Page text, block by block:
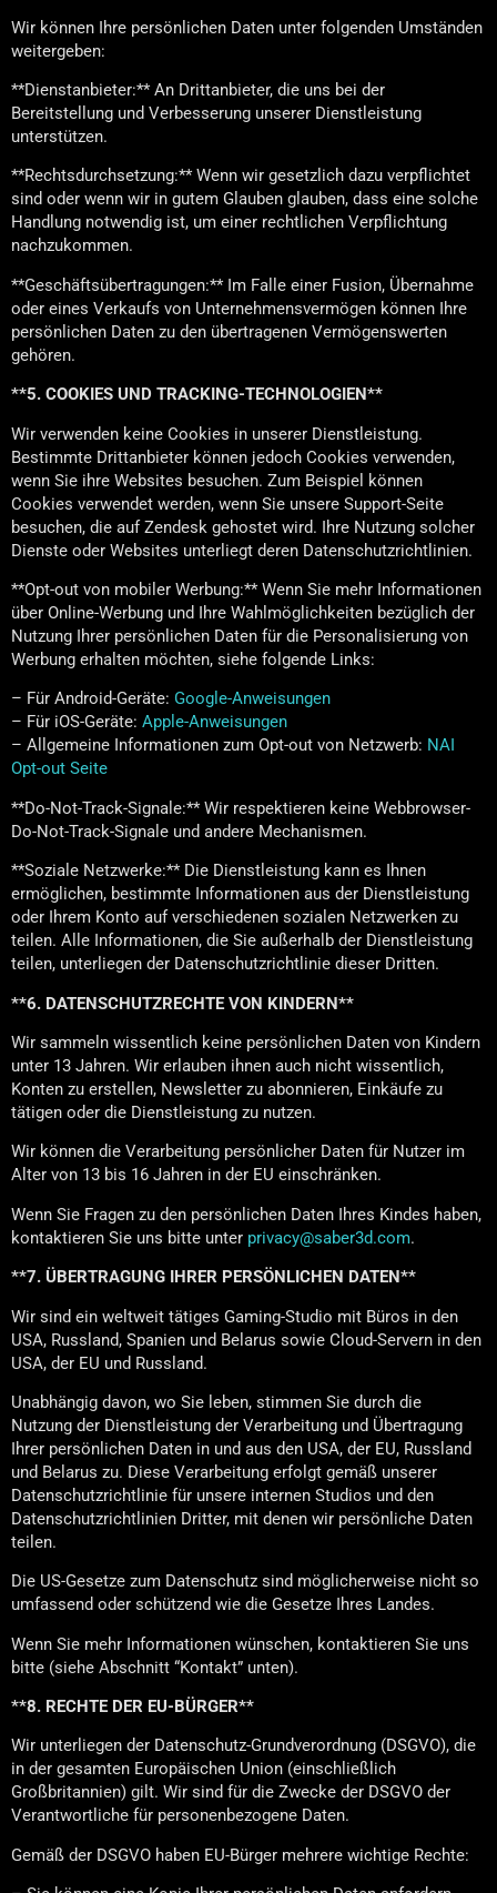
Wir können Ihre persönlichen Daten unter folgenden Umständen
weitergeben:
**Dienstanbieter:** An Drittanbieter, die uns bei der
Bereitstellung und Verbesserung unserer Dienstleistung
unterstützen.
**Rechtsdurchsetzung:** Wenn wir gesetzlich dazu verpflichtet
sind oder wenn wir in gutem Glauben glauben, dass eine solche
Handlung notwendig ist, um einer rechtlichen Verpflichtung
nachzukommen.
**Geschäftsübertragungen:** Im Falle einer Fusion, Übernahme
oder eines Verkaufs von Unternehmensvermögen können Ihre
persönlichen Daten zu den übertragenen Vermögenswerten
gehören.
**5. COOKIES UND TRACKING-TECHNOLOGIEN**
Wir verwenden keine Cookies in unserer Dienstleistung.
Bestimmte Drittanbieter können jedoch Cookies verwenden,
wenn Sie ihre Websites besuchen. Zum Beispiel können
Cookies verwendet werden, wenn Sie unsere Support-Seite
besuchen, die auf Zendesk gehostet wird. Ihre Nutzung solcher
Dienste oder Websites unterliegt deren Datenschutzrichtlinien.
**Opt-out von mobiler Werbung:** Wenn Sie mehr Informationen
über Online-Werbung und Ihre Wahlmöglichkeiten bezüglich der
Nutzung Ihrer persönlichen Daten für die Personalisierung von
Werbung erhalten möchten, siehe folgende Links:
– Für Android-Geräte: Google-Anweisungen
– Für iOS-Geräte: Apple-Anweisungen
– Allgemeine Informationen zum Opt-out von Netzwerb: NAI
Opt-out Seite
**Do-Not-Track-Signale:** Wir respektieren keine Webbrowser-
Do-Not-Track-Signale und andere Mechanismen.
**Soziale Netzwerke:** Die Dienstleistung kann es Ihnen
ermöglichen, bestimmte Informationen aus der Dienstleistung
oder Ihrem Konto auf verschiedenen sozialen Netzwerken zu
teilen. Alle Informationen, die Sie außerhalb der Dienstleistung
teilen, unterliegen der Datenschutzrichtlinie dieser Dritten.
**6. DATENSCHUTZRECHTE VON KINDERN**
Wir sammeln wissentlich keine persönlichen Daten von Kindern
unter 13 Jahren. Wir erlauben ihnen auch nicht wissentlich,
Konten zu erstellen, Newsletter zu abonnieren, Einkäufe zu
tätigen oder die Dienstleistung zu nutzen.
Wir können die Verarbeitung persönlicher Daten für Nutzer im
Alter von 13 bis 16 Jahren in der EU einschränken.
Wenn Sie Fragen zu den persönlichen Daten Ihres Kindes haben,
kontaktieren Sie uns bitte unter privacy@saber3d.com.
**7. ÜBERTRAGUNG IHRER PERSÖNLICHEN DATEN**
Wir sind ein weltweit tätiges Gaming-Studio mit Büros in den
USA, Russland, Spanien und Belarus sowie Cloud-Servern in den
USA, der EU und Russland.
Unabhängig davon, wo Sie leben, stimmen Sie durch die
Nutzung der Dienstleistung der Verarbeitung und Übertragung
Ihrer persönlichen Daten in und aus den USA, der EU, Russland
und Belarus zu. Diese Verarbeitung erfolgt gemäß unserer
Datenschutzrichtlinie für unsere internen Studios und den
Datenschutzrichtlinien Dritter, mit denen wir persönliche Daten
teilen.
Die US-Gesetze zum Datenschutz sind möglicherweise nicht so
umfassend oder schützend wie die Gesetze Ihres Landes.
Wenn Sie mehr Informationen wünschen, kontaktieren Sie uns
bitte (siehe Abschnitt “Kontakt” unten).
**8. RECHTE DER EU-BÜRGER**
Wir unterliegen der Datenschutz-Grundverordnung (DSGVO), die
in der gesamten Europäischen Union (einschließlich
Großbritannien) gilt. Wir sind für die Zwecke der DSGVO der
Verantwortliche für personenbezogene Daten.
Gemäß der DSGVO haben EU-Bürger mehrere wichtige Rechte: